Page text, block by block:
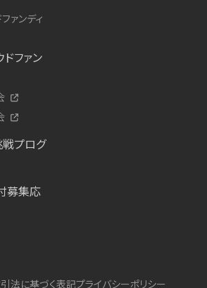
ァンディ
ファン
プログ
募集応
法に基づく表記プライバシーポリシー